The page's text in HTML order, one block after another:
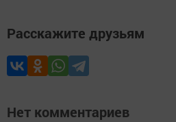
Расскажите друзьям
Нет комментариев